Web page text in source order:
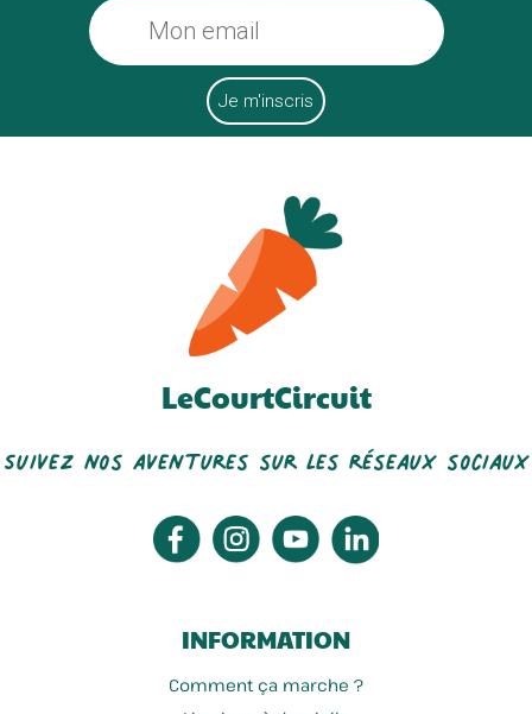
LeCourtCircuit
Suivez nos aventures sur les réseaux sociaux
INFORMATION
Comment ça marche ?